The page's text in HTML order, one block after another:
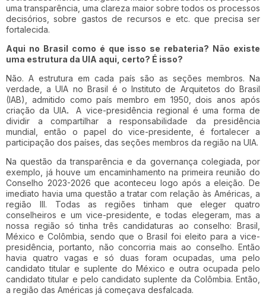
uma transparência, uma clareza maior sobre todos os processos
decisórios, sobre gastos de recursos e etc. que precisa ser
fortalecida.
Aqui no Brasil como é que isso se rebateria? Não existe
uma estrutura da UIA aqui, certo? É isso?
Não. A estrutura em cada país são as seções membros. Na
verdade, a UIA no Brasil é o Instituto de Arquitetos do Brasil
(IAB), admitido como país membro em 1950, dois anos após
criação da UIA.A vice-presidência regional é uma forma de
dividir a compartilhar a responsabilidade da presidência
mundial, então o papel do vice-presidente, é fortalecer a
participação dos países, das seções membros da região na UIA.
Na questão da transparência e da governança colegiada, por
exemplo, já houve um encaminhamento na primeira reunião do
Conselho 2023-2026 que aconteceu logo após a eleição. De
imediato havia uma questão a tratar com relação às Américas, a
região III. Todas as regiões tinham que eleger quatro
conselheiros e um vice-presidente, e todas elegeram, mas a
nossa região só tinha três candidaturas ao conselho: Brasil,
México e Colômbia, sendo que o Brasil foi eleito para a vice-
presidência, portanto, não concorria mais ao conselho. Então
havia quatro vagas e só duas foram ocupadas, uma pelo
candidato titular e suplente do México e outra ocupada pelo
candidato titular e pelo candidato suplente da Colômbia. Então,
a região das Américas já começava desfalcada.